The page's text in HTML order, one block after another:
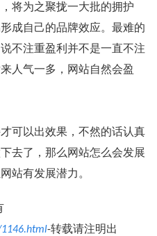
将为之聚拢一大批的拥护
成自己的品牌效应。最难的
不注重盈利并不是一直不注
人气一多，网站自然会盈
可以出效果，不然的话认真
去了，那么网站怎么会发展
站有发展潜力。
-转载请注明出